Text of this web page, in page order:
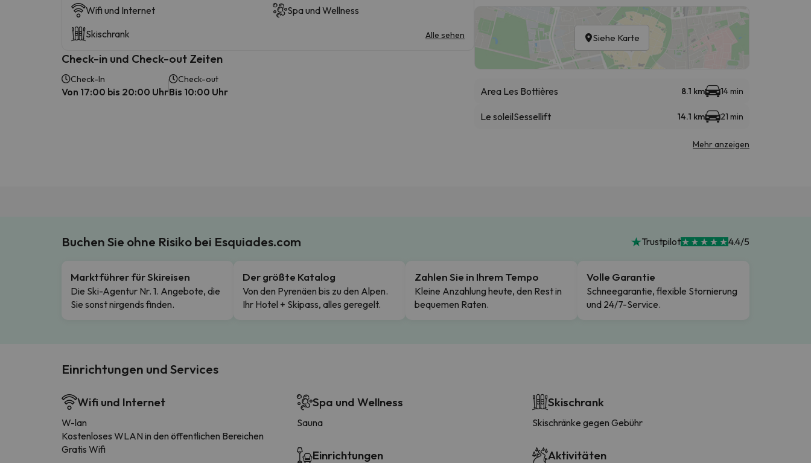
Wifi und Internet
Spa und Wellness
Skischrank
Alle sehen
Check-in und Check-out Zeiten
Check-In
Von 17:00 bis 20:00 Uhr
Check-out
Bis 10:00 Uhr
Siehe Karte
Area Les Bottières 8.1 km 14 min
Le soleilSessellift 14.1 km 21 min
Mehr anzeigen
Buchen Sie ohne Risiko bei Esquiades.com Trustpilot 4.4/5
Marktführer für Skireisen
Die Ski-Agentur Nr. 1. Angebote, die
Sie sonst nirgends finden.
Der größte Katalog
Von den Pyrenäen bis zu den Alpen.
Ihr Hotel + Skipass, alles geregelt.
Zahlen Sie in Ihrem Tempo
Kleine Anzahlung heute, den Rest in
bequemen Raten.
Volle Garantie
Schneegarantie, flexible Stornierung
und 24/7-Service.
Einrichtungen und Services
Wifi und Internet
W-lan
Kostenloses WLAN in den öffentlichen Bereichen
Gratis Wifi
Spa und Wellness
Sauna
Einrichtungen
Skischrank
Skischränke gegen Gebühr
Aktivitäten